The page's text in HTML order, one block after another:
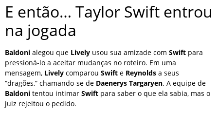
E então… Taylor Swift entrou
na jogada
Baldoni alegou que Lively usou sua amizade com Swift para
pressioná-lo a aceitar mudanças no roteiro. Em uma
mensagem, Lively comparou Swift e Reynolds a seus
“dragões,” chamando-se de Daenerys Targaryen. A equipe de
Baldoni tentou intimar Swift para saber o que ela sabia, mas o
juiz rejeitou o pedido.